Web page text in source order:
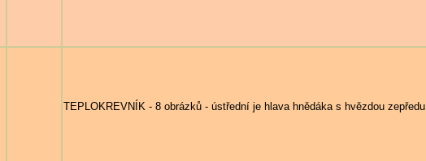
TEPLOKREVNÍK - 8 obrázků - ústřední je hlava hnědáka s hvězdou zepředu.